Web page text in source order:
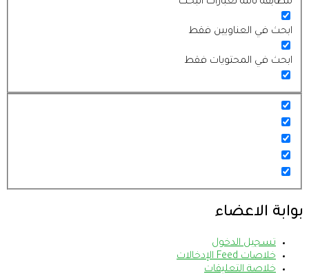
مطابقة تامة لعبارات البحث
ابحث في العناويين فقط
ابحث في المحتويات فقط
بوابة الاعضاء
تسجيل الدخول
خلاصات Feed الإدخالات
خلاصة التعليقات